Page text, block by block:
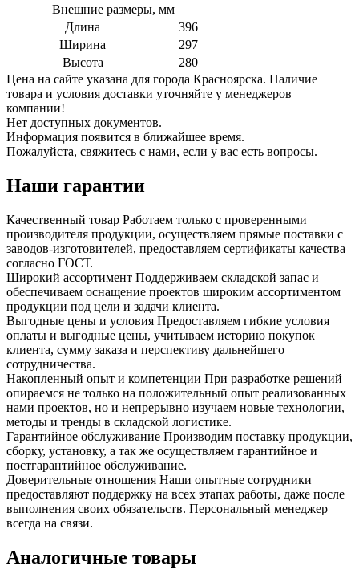
Внешние размеры, мм
Длина
396
Ширина
297
Высота
280
Цена на сайте указана для города Красноярска. Наличие
товара и условия доставки уточняйте у менеджеров
компании!
Нет доступных документов.
Информация появится в ближайшее время.
Пожалуйста, свяжитесь с нами, если у вас есть вопросы.
Наши гарантии
Качественный товар Работаем только с проверенными
производителя продукции, осуществляем прямые поставки с
заводов-изготовителей, предоставляем сертификаты качества
согласно ГОСТ.
Широкий ассортимент Поддерживаем складской запас и
обеспечиваем оснащение проектов широким ассортиментом
продукции под цели и задачи клиента.
Выгодные цены и условия Предоставляем гибкие условия
оплаты и выгодные цены, учитываем историю покупок
клиента, сумму заказа и перспективу дальнейшего
сотрудничества.
Накопленный опыт и компетенции При разработке решений
опираемся не только на положительный опыт реализованных
нами проектов, но и непрерывно изучаем новые технологии,
методы и тренды в складской логистике.
Гарантийное обслуживание Производим поставку продукции,
сборку, установку, а так же осуществляем гарантийное и
постгарантийное обслуживание.
Доверительные отношения Наши опытные сотрудники
предоставляют поддержку на всех этапах работы, даже после
выполнения своих обязательств. Персональный менеджер
всегда на связи.
Аналогичные товары